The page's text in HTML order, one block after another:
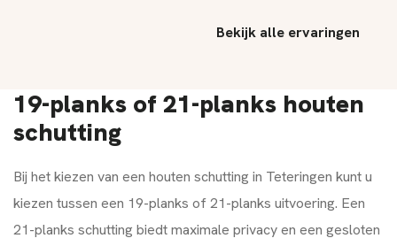
Bekijk alle ervaringen
19-planks of 21-planks houten
schutting
Bij het kiezen van een houten schutting in Teteringen kunt u
kiezen tussen een 19-planks of 21-planks uitvoering. Een
21-planks schutting biedt maximale privacy en een gesloten